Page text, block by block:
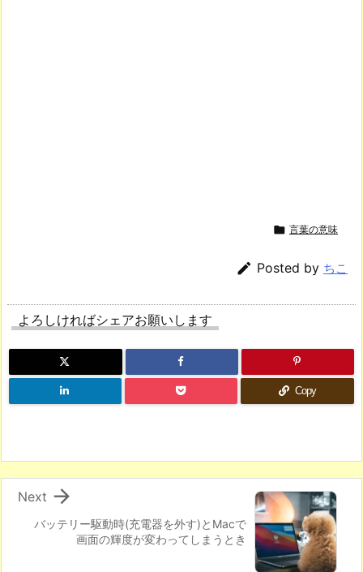
 言葉の意味
 Posted by ちこ
よろしければシェアお願いします
Copy
バッテリー駆動時(充電器を外す)とMacで
画面の輝度が変わってしまうとき

Next